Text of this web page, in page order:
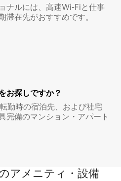
ナルには、高速Wi-Fiと仕事
滞在先がおすすめです。
お探しですか？
勤時の宿泊先、および社宅
完備のマンション・アパート
アメニティ・設備